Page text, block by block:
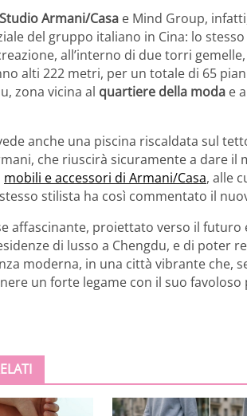
Armani/Casa e Mind Group,
del gruppo italiano in Cina: lo
all’interno di due torri
alti 222 metri, per un totale di 65
zona vicina al quartiere della moda e
anche una piscina riscaldata sul
che riuscirà sicuramente a dare
mobili e accessori di Armani/Casa, alle
stilista ha così commentato il
affascinante, proiettato verso il
di lusso a Chengdu, e di poter
moderna, in una città vibrante che,
un forte legame con il suo favoloso